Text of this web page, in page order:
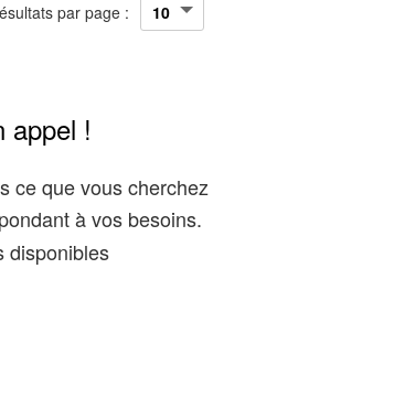
par page :
appel !
ce que vous cherchez
à vos besoins.
disponibles